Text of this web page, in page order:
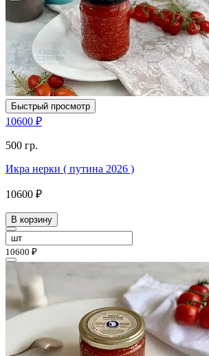
Быстрый просмотр
10600 ₽
500 гр.
Икра нерки ( путина 2026 )
10600 ₽
В корзину
10600 ₽